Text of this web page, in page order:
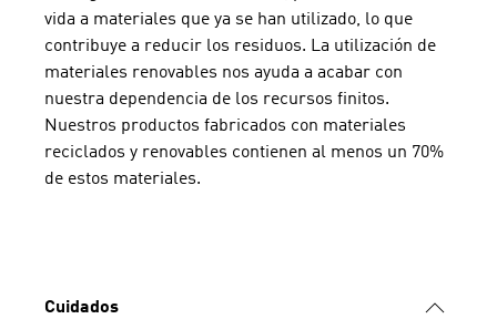
vida a materiales que ya se han utilizado, lo que
contribuye a reducir los residuos. La utilización de
materiales renovables nos ayuda a acabar con
nuestra dependencia de los recursos finitos.
Nuestros productos fabricados con materiales
reciclados y renovables contienen al menos un 70%
de estos materiales.
Cuidados